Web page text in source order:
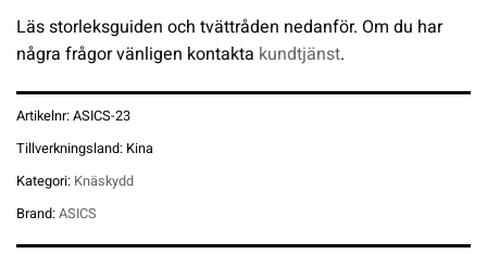
Läs storleksguiden och tvättråden nedanför. Om du har
några frågor vänligen kontakta kundtjänst.
Artikelnr:ASICS-23
Tillverkningsland: Kina
Kategori: Knäskydd
Brand:ASICS